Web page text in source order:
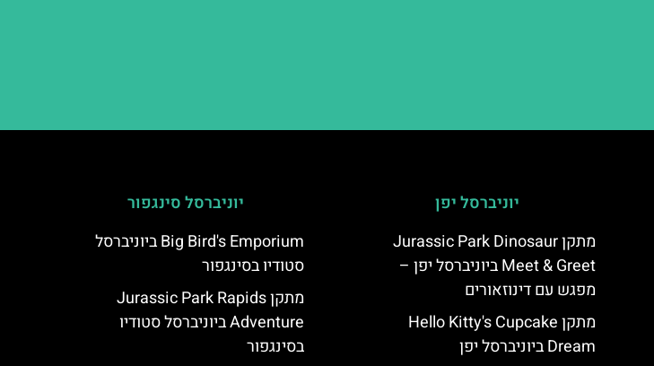
יוניברסל יפן
מתקן Jurassic Park Dinosaur
Meet & Greet ביוניברסל יפן –
מפגש עם דינוזאורים
מתקן Hello Kitty's Cupcake
Dream ביוניברסל יפן
יוניברסל סינגפור
Big Bird's Emporium ביוניברסל
סטודיו בסינגפור
מתקן Jurassic Park Rapids
Adventure ביוניברסל סטודיו
בסינגפור